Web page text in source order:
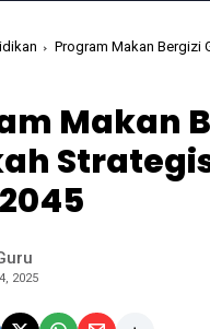
Program Makan Bergizi
Makan
2025